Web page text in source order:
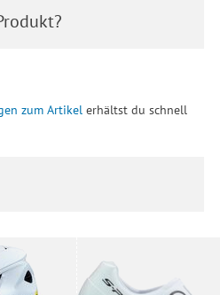
zum Artikelerhältst du schnell